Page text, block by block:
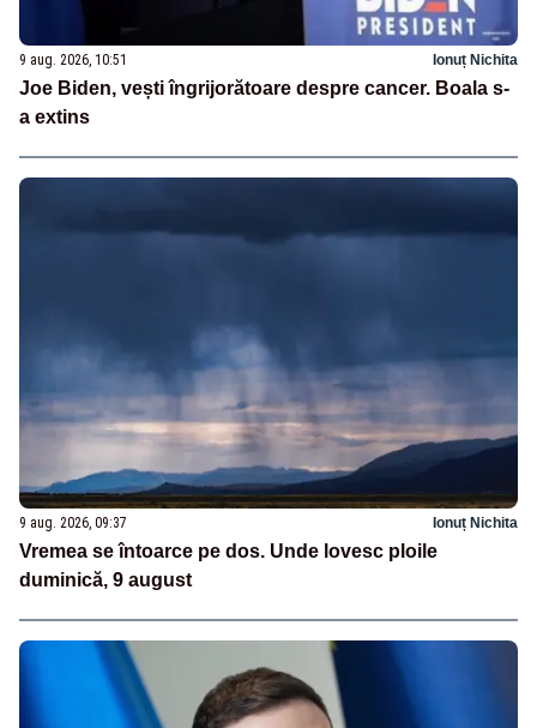
9 aug. 2026, 10:51 Ionuț Nichita
Joe Biden, vești îngrijorătoare despre cancer. Boala s-
a extins
9 aug. 2026, 09:37 Ionuț Nichita
Vremea se întoarce pe dos. Unde lovesc ploile
duminică, 9 august